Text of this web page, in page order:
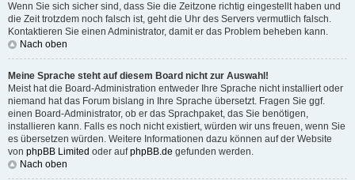
Wenn Sie sich sicher sind, dass Sie die Zeitzone richtig eingestellt haben und
die Zeit trotzdem noch falsch ist, geht die Uhr des Servers vermutlich falsch.
Kontaktieren Sie einen Administrator, damit er das Problem beheben kann.
Nach oben
Meine Sprache steht auf diesem Board nicht zur Auswahl!
Meist hat die Board-Administration entweder Ihre Sprache nicht installiert oder
niemand hat das Forum bislang in Ihre Sprache übersetzt. Fragen Sie ggf.
einen Board-Administrator, ob er das Sprachpaket, das Sie benötigen,
installieren kann. Falls es noch nicht existiert, würden wir uns freuen, wenn Sie
es übersetzen würden. Weitere Informationen dazu können auf der Website
von phpBB Limited oder aufphpBB.de gefunden werden.
Nach oben